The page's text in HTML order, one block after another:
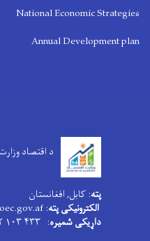
National Economic Strategies
Annual Development plan
د اقتصاد وزارت
پته: کابل, افغانستان
الکترونیکی پته: info@moec.gov.af
داړیکی شمیره: ۴۳۳ ۱۰۳ ۲۰۲(۰)۹۳+